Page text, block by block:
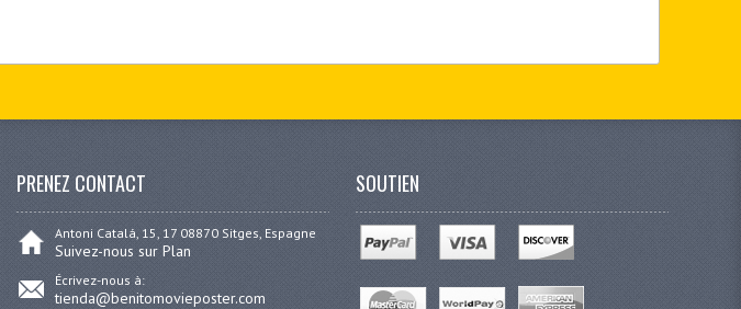
PRENEZ CONTACT
Antoni Catalá, 15, 17 08870 Sitges, Espagne
Suivez-nous sur Plan
Écrivez-nous à:
tienda@benitomovieposter.com
SOUTIEN